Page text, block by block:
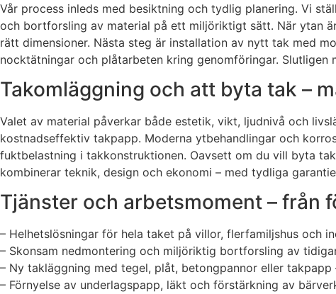
Vår process inleds med besiktning och tydlig planering. Vi
och bortforsling av material på ett miljöriktigt sätt. När ytan
rätt dimensioner. Nästa steg är installation av nytt tak med
nocktätningar och plåtarbeten kring genomföringar.
Takomläggning och att byta tak –
Valet av material påverkar både estetik, vikt, ljudnivå och
kostnadseffektiv takpapp. Moderna ytbehandlingar och
fuktbelastning i takkonstruktionen. Oavsett om du vill byta
kombinerar teknik, design och ekonomi – med tydliga
Tjänster och arbetsmoment – från
– Helhetslösningar för hela taket på villor, flerfamiljshus och
– Skonsam nedmontering och miljöriktig bortforsling av
– Ny takläggning med tegel, plåt, betongpannor eller
– Förnyelse av underlagspapp, läkt och förstärkning av